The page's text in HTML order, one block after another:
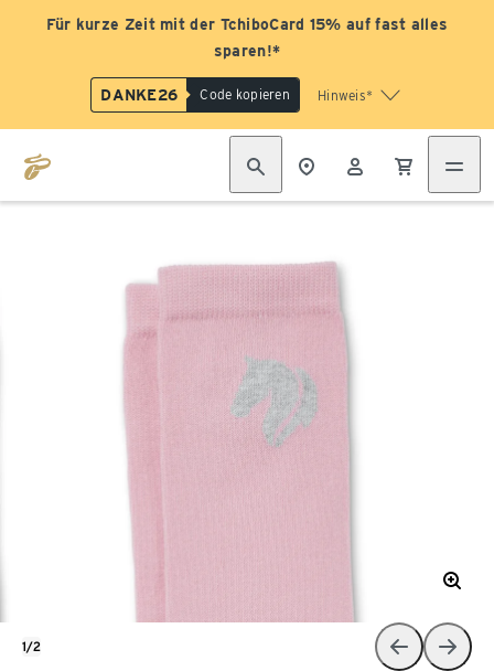
Für kurze Zeit mit der TchiboCard 15% auf fast alles
sparen!*
DANKE26 Code kopieren Hinweis*
1/2